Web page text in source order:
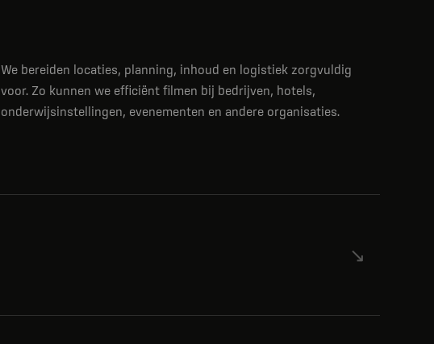
We bereiden locaties, planning, inhoud en logistiek zorgvuldig
voor. Zo kunnen we efficiënt filmen bij bedrijven, hotels,
onderwijsinstellingen, evenementen en andere organisaties.